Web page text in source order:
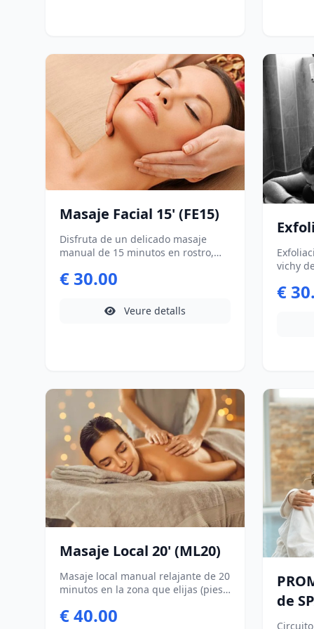
Masaje Facial 15' (FE15)
Disfruta de un delicado masaje
manual de 15 minutos en rostro,
lunes (excepto festivos)
€ 30.00
Veure detalls
vichy de
lluvia
€
Masaje Local 20' (ML20)
Masaje local manual relajante de 20
minutos en la zona que elijas (pies,
disponible los lunes (excepto
€ 40.00
de